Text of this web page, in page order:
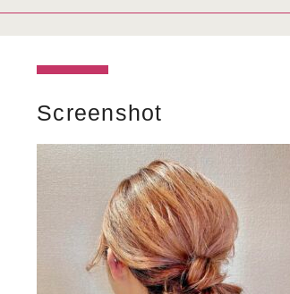
Screenshot